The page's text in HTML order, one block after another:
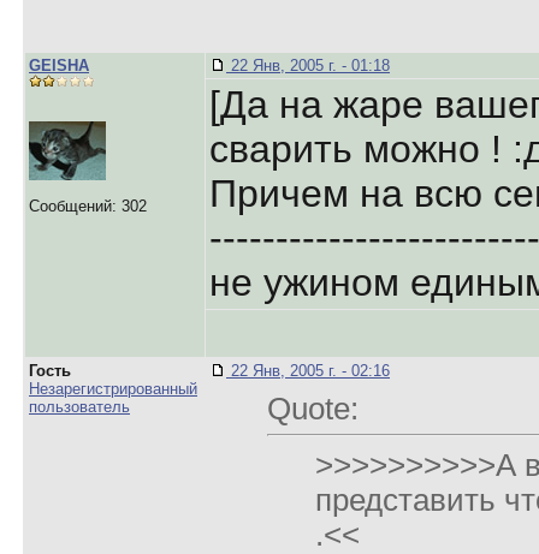
GEISHA
Сообщений: 302
22 Янв, 2005 г. - 01:18
[Да на жаре
сварить можно !
Причем на всю
не ужином
Гость
Незарегистрированный
пользователь
22 Янв, 2005 г. - 02:16
Quote:
>>>>>>>>>>А
представить
.<<